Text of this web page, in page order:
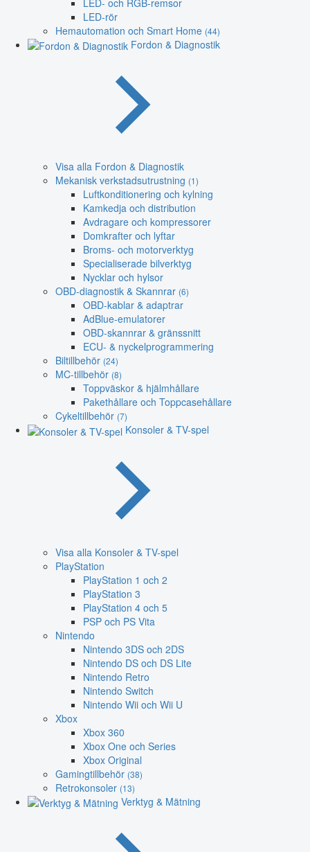
LED-rör
Hemautomation och Smart Home (44)
Fordon & Diagnostik
Visa alla Fordon & Diagnostik
Mekanisk verkstadsutrustning (1)
Luftkonditionering och kylning
Kamkedja och distribution
Avdragare och kompressorer
Domkrafter och lyftar
Broms- och motorverktyg
Specialiserade bilverktyg
Nycklar och hylsor
OBD-diagnostik & Skannrar (6)
OBD-kablar & adaptrar
AdBlue-emulatorer
OBD-skannrar & gränssnitt
ECU- & nyckelprogrammering
Biltillbehör (24)
MC-tillbehör (8)
Toppväskor & hjälmhållare
Pakethållare och Toppcasehållare
Cykeltillbehör (7)
Konsoler & TV-spel
Visa alla Konsoler & TV-spel
PlayStation
PlayStation 1 och 2
PlayStation 3
PlayStation 4 och 5
PSP och PS Vita
Nintendo
Nintendo 3DS och 2DS
Nintendo DS och DS Lite
Nintendo Retro
Nintendo Switch
Nintendo Wii och Wii U
Xbox
Xbox 360
Xbox One och Series
Xbox Original
Gamingtillbehör (38)
Retrokonsoler (13)
Verktyg & Mätning